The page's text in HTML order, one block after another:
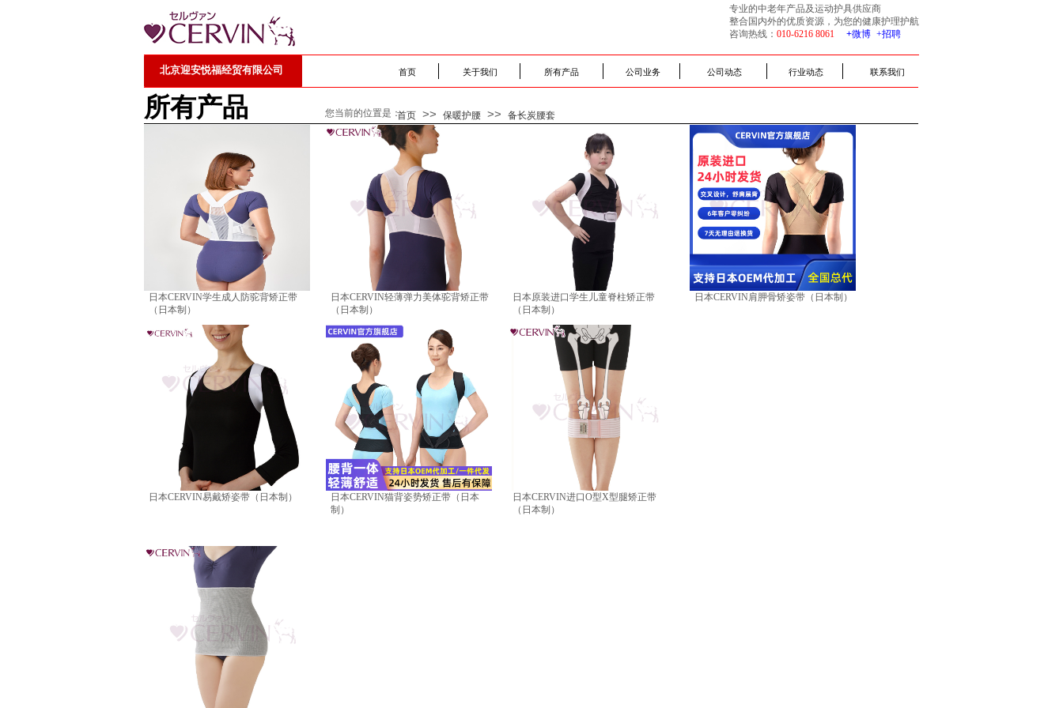
专业的中老年产品及运动护具供应商
整合国内外的优质资源，为您的健康护理护航
咨询热线： 010-6216 8061​ +招聘
+微博​
北京迎安悦福经贸有限公司 首页 关于我们 所有产品 公司业务 公司动态 行业动态 联系我们
所有产品 您当前的位置是：首页 >> 保暖护腰 >> 备长炭腰套
日本CERVIN学生成人防驼背矫正带
（日本制）
日本CERVIN轻薄弹力美体驼背矫正带
（日本制）
日本原装进口学生儿童脊柱矫正带
（日本制）
日本CERVIN肩胛骨矫姿带（日本制）
日本CERVIN易戴矫姿带（日本制）
日本CERVIN猫背姿势矫正带（日本
制）
日本CERVIN进口O型X型腿矫正带
（日本制）